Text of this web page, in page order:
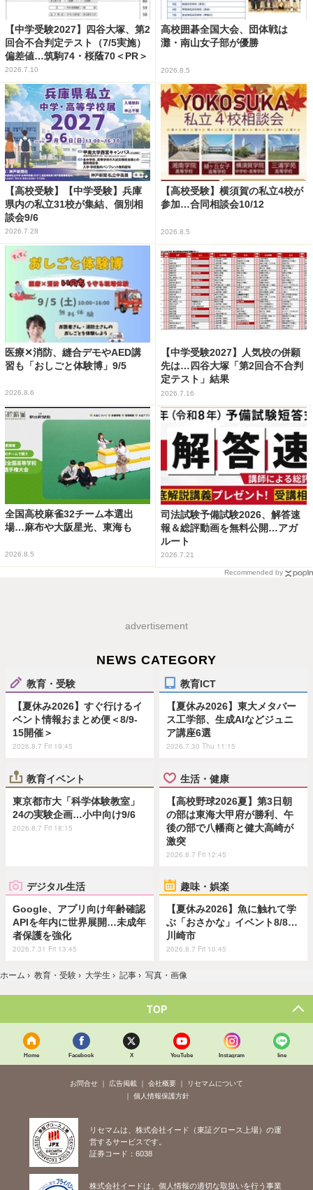
【中学受験2027】四谷大塚、第2
回合不合判定テスト（7/5実施）
偏差値…筑駒74・桜蔭70＜PR＞
2026.7.10
高校囲碁全国大会、団体戦は
灘・南山女子部が優勝
2026.8.5
【高校受験】【中学受験】兵庫
県内の私立31校が集結、個別相
談会9/6
2026.7.28
【高校受験】横須賀の私立4校が
参加…合同相談会10/12
2026.8.5
医療✕消防、縫合デモやAED講
習も「おしごと体験博」9/5
2026.8.6
【中学受験2027】人気校の併願
先は…四谷大塚「第2回合不合判
定テスト」結果
2026.7.16
全国高校麻雀32チーム本選出
場…麻布や大阪星光、東海も
2026.8.5
司法試験予備試験2026、解答速
報＆総評動画を無料公開…アガ
ルート
2026.7.21
Recommended by
advertisement
NEWS CATEGORY
教育・受験
【夏休み2026】すぐ行けるイ
ベント情報おまとめ便＜8/9-
15開催＞
2026.8.7 Fri 19:45
教育ICT
【夏休み2026】東大メタバー
ス工学部、生成AIなどジュニ
ア講座6選
2026.7.30 Thu 11:15
教育イベント
東京都市大「科学体験教室」
24の実験企画…小中向け9/6
2026.8.7 Fri 18:15
生活・健康
【高校野球2026夏】第3日朝
の部は東海大甲府が勝利、午
後の部で八幡商と健大高崎が
激突
2026.8.7 Fri 12:45
デジタル生活
Google、アプリ向け年齢確認
APIを年内に世界展開…未成年
者保護を強化
2026.7.31 Fri 13:45
趣味・娯楽
【夏休み2026】魚に触れて学
ぶ「おさかな」イベント8/8…
川崎市
2026.8.7 Fri 10:45
ホーム › 教育・受験 › 大学生 › 記事 › 写真・画像
TOP
Home Facebook X YouTube Instagram line
お問合せ 広告掲載 会社概要
リセマムについて
個人情報保護方針
リセマムは、株式会社イード（東証グロース上場）の運
営するサービスです。
証券コード：6038
株式会社イードは、個人情報の適切な取扱いを行う事業